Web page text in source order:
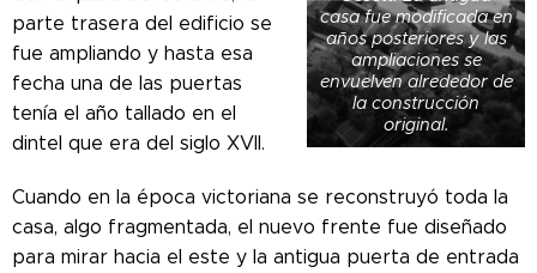
casa fue modificada en
años posteriores y las
ampliaciones se
envuelven alrededor de
la construcción
original.
parte trasera del edificio se
fue ampliando y hasta esa
fecha una de las puertas
tenía el año tallado en el
dintel que era del siglo XVII.
Cuando en la época victoriana se reconstruyó toda la
casa, algo fragmentada, el nuevo frente fue diseñado
para mirar hacia el este y la antigua puerta de entrada